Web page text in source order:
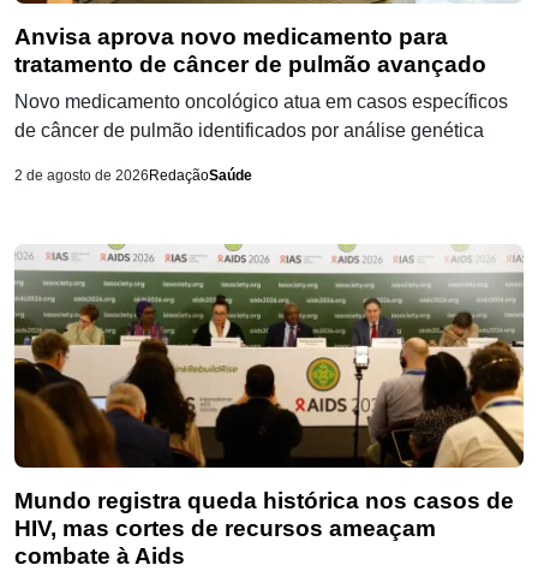
Anvisa aprova novo medicamento para
tratamento de câncer de pulmão avançado
Novo medicamento oncológico atua em casos específicos
de câncer de pulmão identificados por análise genética
2 de agosto de 2026 RedaçãoSaúde
Mundo registra queda histórica nos casos de
HIV, mas cortes de recursos ameaçam
combate à Aids